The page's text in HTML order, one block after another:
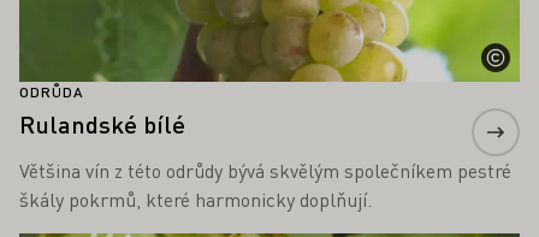
ODRŮDA
Rulandské bílé
Většina vín z této odrůdy bývá skvělým společníkem pestré
škály pokrmů, které harmonicky doplňují.